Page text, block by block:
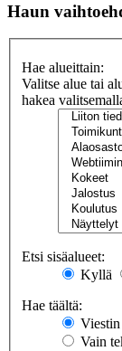
Haun
Hae alueittain:
Valitse alue tai
hakea
Etsi sisäalueet:
Kyllä
Hae täältä:
Vain